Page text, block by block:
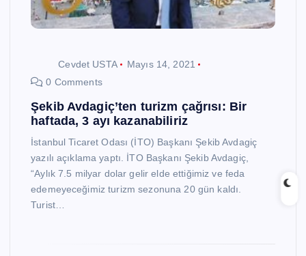
Cevdet USTA
Mayıs 14, 2021
0 Comments
Şekib Avdagiç’ten turizm çağrısı: Bir
haftada, 3 ayı kazanabiliriz
İstanbul Ticaret Odası (İTO) Başkanı Şekib Avdagiç
yazılı açıklama yaptı. İTO Başkanı Şekib Avdagiç,
“Aylık 7.5 milyar dolar gelir elde ettiğimiz ve feda
edemeyeceğimiz turizm sezonuna 20 gün kaldı.
Turist…